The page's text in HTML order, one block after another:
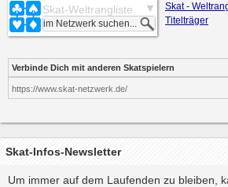
Skat-Weltrangliste
Skat -
Titelträger
Verbinde Dich mit anderen Skatspielern
https://www.skat-netzwerk.de/
Skat-Infos-Newsletter
Um immer auf dem Laufenden zu bleiben,